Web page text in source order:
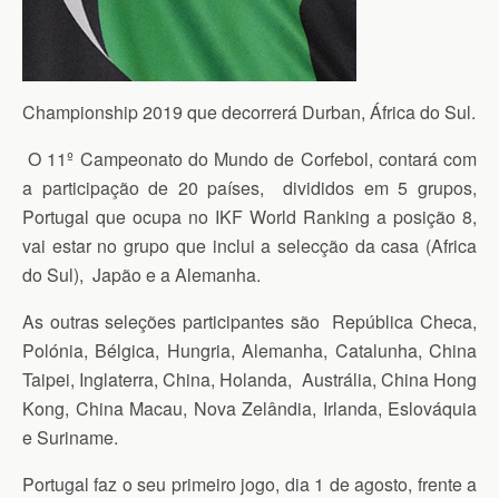
Championship 2019 que decorrerá Durban, África do Sul.
O 11º Campeonato do Mundo de Corfebol, contará com
a participação de 20 países, divididos em 5 grupos,
Portugal que ocupa no IKF World Ranking a posição 8,
vai estar no grupo que inclui a selecção da casa (Africa
do Sul), Japão e a Alemanha.
As outras seleções participantes são República Checa,
Polónia, Bélgica, Hungria, Alemanha, Catalunha, China
Taipei, Inglaterra, China, Holanda, Austrália, China Hong
Kong, China Macau, Nova Zelândia, Irlanda, Eslováquia
e Suriname.
Portugal faz o seu primeiro jogo, dia 1 de agosto, frente a